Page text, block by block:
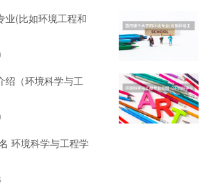
业(比如环境工程和
绍（环境科学与工
环境科学与工程学